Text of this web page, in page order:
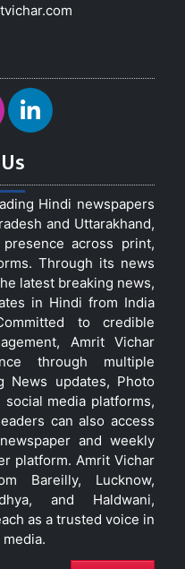
Hindi newspapers
and Uttarakhand,
across print,
Through its news
latest breaking news,
in Hindi from India
to credible
Amrit Vichar
through multiple
News updates, Photo
social media platforms,
can also access
and weekly
platform. Amrit Vichar
Bareilly, Lucknow,
and Haldwani,
as a trusted voice in